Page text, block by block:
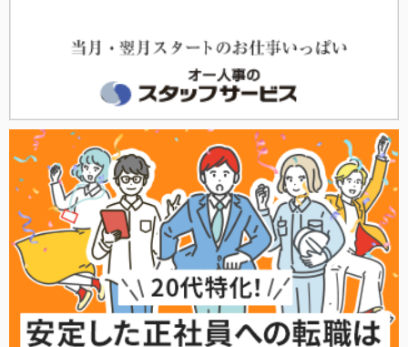
がないかのどちらかです。
私の派遣先は「夏季休暇はない。休みたかったら有給を消化
する（夏季休暇がない代わりに有給が多く付与される）」と
いうスタイルでしたが、もちろんミラエールは有給日数は決
まっているので多く付与されることもありません。
・定期代がきちんと出ないことがある
1日の交通費×出社日数が定期代を下回る場合、実費のみしか
支給されません。祝日が多い、有給を使ったなどの場合は基
本的に定期代を下回ります。定期を買うとマイナスになるの
で私は最初の1ヵ月以降定期を買うのをやめました。
・派遣先決めにこちらの希望は一切通らない
私の場合は結果的に良い職場だと思えるようになりました
が、面接時や入社後の面談時に「前職がSEで大変だったの
で、設計や開発だけはやりたくない」と伝えており、私の担
当者からはそもそも事務職だから開発をやることはないと言